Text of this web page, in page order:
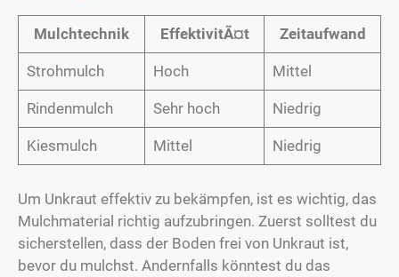
Mulchtechnik EffektivitÃ¤t Zeitaufwand
Strohmulch Hoch Mittel
Rindenmulch Sehr hoch Niedrig
Kiesmulch Mittel Niedrig
Um Unkraut effektiv zu bekämpfen, ist es wichtig, das
Mulchmaterial richtig aufzubringen. Zuerst solltest du
sicherstellen, dass der Boden frei von Unkraut ist,
bevor du mulchst. Andernfalls könntest du das